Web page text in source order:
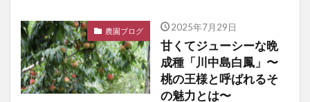
農園ブログ 2025年7月29日
甘くてジューシーな晩
成種「川中島白鳳」〜
桃の王様と呼ばれるそ
の魅力とは〜